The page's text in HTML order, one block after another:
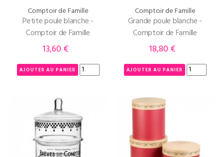
Comptoir de Famille
Petite poule blanche -
Comptoir de Famille
Prix
13,60 €
AJOUTER AU PANIER
Comptoir de Famille
Grande poule blanche -
Comptoir de Famille
Prix
18,80 €
AJOUTER AU PANIER